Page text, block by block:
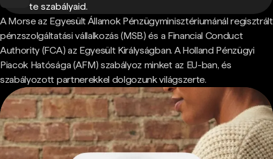
te szabályaid.
A Morse az Egyesült Államok Pénzügyminisztériumánál regisztrált
pénzszolgáltatási vállalkozás (MSB) és a Financial Conduct
Authority (FCA) az Egyesült Királyságban. A Holland Pénzügyi
Piacok Hatósága (AFM) szabályoz minket az EU-ban, és
szabályozott partnerekkel dolgozunk világszerte.